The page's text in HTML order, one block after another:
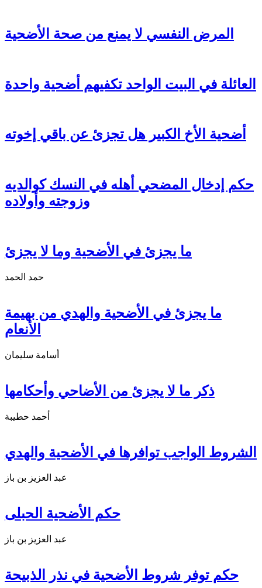
المرض النفسي لا يمنع من صحة الأضحية
العائلة في البيت الواحد تكفيهم أضحية واحدة
أضحية الأخ الكبير هل تجزئ عن باقي إخوته
حكم إدخال المضحي أهله في النسك كوالديه
وزوجته وأولاده
ما يجزئ في الأضحية وما لا يجزئ
حمد الحمد
ما يجزئ في الأضحية والهدي من بهيمة
الأنعام
أسامة سليمان
ذكر ما لا يجزئ من الأضاحي وأحكامها
أحمد حطيبة
الشروط الواجب توافرها في الأضحية والهدي
عبد العزيز بن باز
حكم الأضحية الحبلى
عبد العزيز بن باز
حكم توفر شروط الأضحية في نذر الذبيحة